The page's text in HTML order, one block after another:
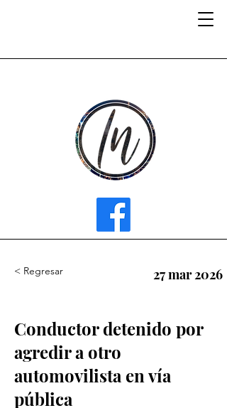
< Regresar 27 mar 2026
Conductor detenido por
agredir a otro
automovilista en vía
pública